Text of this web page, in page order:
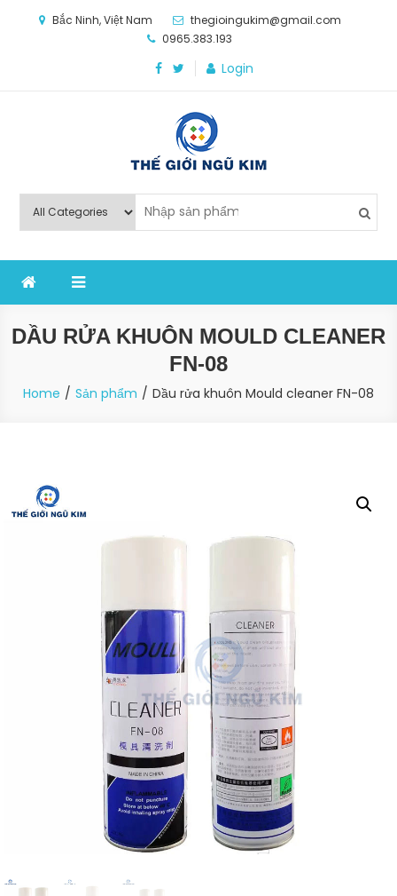
Bắc Ninh, Việt Nam
thegioingukim@gmail.com
0965.383.193
Login
Thế Giới Ngũ Kim
nghiệp sản xuất
DẦU RỬA KHUÔN MOULD CLEANER
FN-08
Home Sản phẩm Dầu rửa khuôn Mould cleaner FN-08